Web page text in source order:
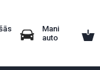
Mani
auto